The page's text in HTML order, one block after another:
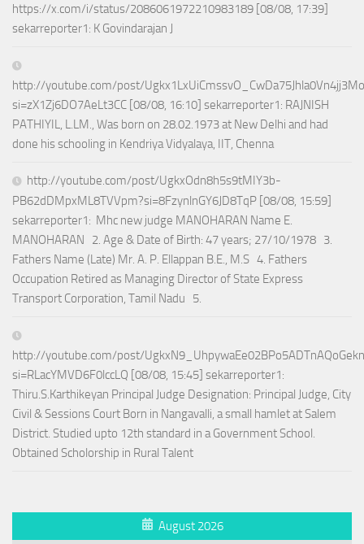
https://x.com/i/status/2086061972210983189 [08/08, 17:39]
sekarreporter1: K Govindarajan J
http://youtube.com/post/
si=zX1Zj6DO7AeLt3CC [08/08, 16:10] sekarreporter1: RAJNISH
PATHIYIL, L.LM., Was born on 28.02.1973 at New Delhi and had
done his schooling in Kendriya Vidyalaya, IIT, Chenna
http://youtube.com/post/UgkxOdn8h5s9tMIY3b-
PB62dDMpxML8TVVpm?si=8FzynlnGY6JD8TqP [08/08, 15:59]
sekarreporter1: Mhc new judge MANOHARAN Name E.
MANOHARAN 2. Age & Date of Birth: 47 years; 27/10/1978 3.
Fathers Name (Late) Mr. A. P. Ellappan B.E., M.S 4. Fathers
Occupation Retired as Managing Director of State Express
Transport Corporation, Tamil Nadu 5.
http://youtube.com/post/
si=RLacYMVD6F0lccLQ [08/08, 15:45] sekarreporter1:
Thiru.S.Karthikeyan Principal Judge Designation: Principal Judge, City
Civil & Sessions Court Born in Nangavalli, a small hamlet at Salem
District. Studied upto 12th standard in a Government School.
Obtained Scholorship in Rural Talent
August 2026